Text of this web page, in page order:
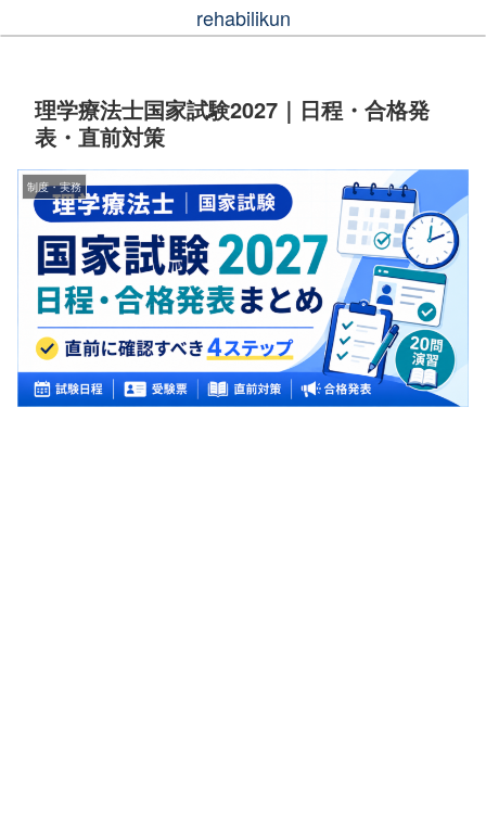
rehabilikun
理学療法士国家試験2027｜日程・合格発
表・直前対策
制度・実務